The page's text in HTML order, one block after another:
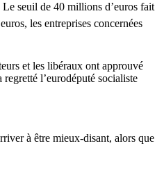
Le seuil de 40 millions d’euros fait
les entreprises concernées
et les libéraux ont approuvé
l’eurodéputé socialiste
à être mieux-disant, alors que